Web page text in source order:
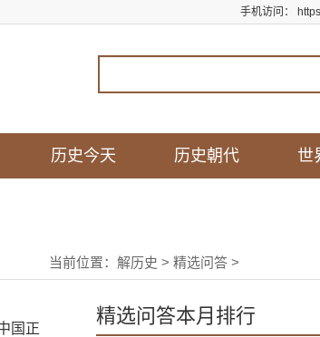
手机访问：
历史今天 历史朝代 世
当前位置： 解历史 > 精选问答 >
国正
精选问答本月排行